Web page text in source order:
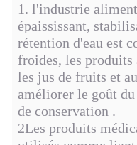
1. l'industrie
épaississant,
rétention d'eau est
froides, les produits
les jus de fruits et
améliorer le goût
de conservation .
2Les produits